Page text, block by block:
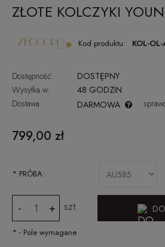
ZŁOTE KOLCZYKI
Kod produktu: KOL-
Dostępność:
DOSTĘPNY
Wysyłka w:
48 GODZIN
Dostawa:
DARMOWA
799,00 zł
* PRÓBA:
- + szt.
* - Pole wymagane